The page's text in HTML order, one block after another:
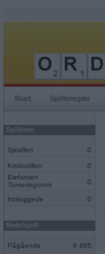
Start Spilleregler
Spillrom
Sjiraffen 0
Krokodillen
0
Elefanten
Turneringsrom
0
Innloggede 0
Mobilspill
Pågående 8 465